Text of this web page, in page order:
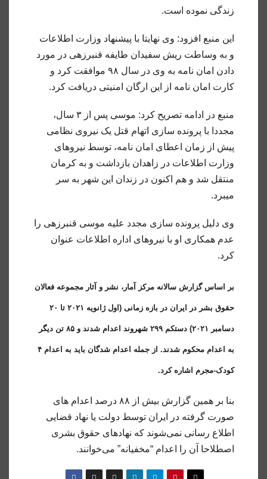
زندگی نموده است.
این منبع افزود: وی نهایتا با پیشنهاد وزارت اطلاعات
و به وساطت ریش سفیدان طایفه قنبرزهی در مورد
دادن امان نامه به وی در سال ۹۸ موافقت کرد و
کارت امان نامه از این ارگان امنیتی دریافت کرد.
منبع در ادامه تصریح کرد: موسی پس از ۳ سال،
مجددا با پرونده سازی اتهام قتل یک نیروی نظامی
پیش از زمان اعطای امان نامه، توسط نیروهای
وزارت اطلاعات در زاهدان بازداشت و به کرمان
منتقل شد و هم اکنون در زندان‌ این شهر به سر
میبرد.
وی دلیل پرونده سازی مجدد علیه موسی قنبرزهی را
عدم همکاری او با نیروهای اداره اطلاعات عنوان
کرد.
بر اساس گزارش سالانه مرکز آمار، نشر و آثار مجموعه فعالان
حقوق بشر در ایران در بازه زمانی (اول ژانویه ۲۰۲۱ تا ۲۰
دسامبر ۲۰۲۱) دستکم ۲۹۹ شهروند اعدام شدند و ۸۵ تن دیگر
به اعدام محکوم شدند. از جمله اعدام شدگان باید به اعدام ۴
کودک-مجرم اشاره کرد.
بنا بر همین گزارش بیش از ۸۸ درصد اعدام های
صورت گرفته در ایران توسط دولت یا نهاد قضایی
اطلاع رسانی نمی‌شوند که نهادهای حقوق بشری
اصطلاحا آن را اعدام “مخفیانه” می‌خوانند.